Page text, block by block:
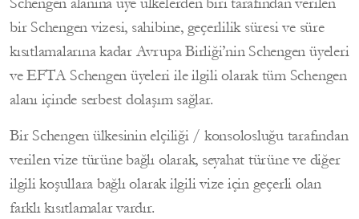
bir Schengen vizesi, sahibine, geçerlilik süresi ve süre
kısıtlamalarına kadar Avrupa Birliği’nin Schengen üyeleri
ve EFTA Schengen üyeleri ile ilgili olarak tüm Schengen
alanı içinde serbest dolaşım sağlar.
Bir Schengen ülkesinin elçiliği / konsolosluğu tarafından
verilen vize türüne bağlı olarak, seyahat türüne ve diğer
ilgili koşullara bağlı olarak ilgili vize için geçerli olan
farklı kısıtlamalar vardır.